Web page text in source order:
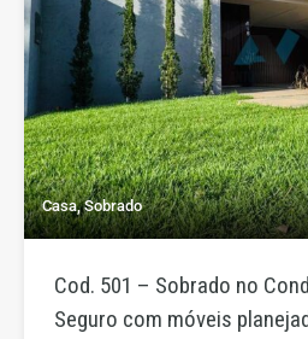
Casa, Sobrado
Cod. 501 – Sobrado no
Seguro com móveis